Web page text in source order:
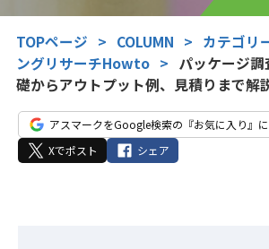
TOPページ > COLUMN > カテゴリ
ングリサーチHowto > パッケージ
礎からアウトプット例、見積りまで解
アスマークをGoogle検索の『お気に入り』
Xでポスト
シェア